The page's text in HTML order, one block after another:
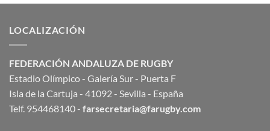
LOCALIZACIÓN
FEDERACIÓN ANDALUZA DE RUGBY
Estadio Olímpico - Galería Sur - Puerta F
Isla de la Cartuja - 41092 - Sevilla - España
Telf. 954468140 - farsecretaria@farugby.com